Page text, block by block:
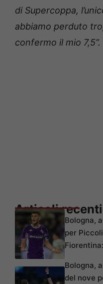
di Supercoppa,
abbiamo perduto
confermo il mio 7,5”.
Articoli recenti
Bologna,
per
Bologna,
del nove